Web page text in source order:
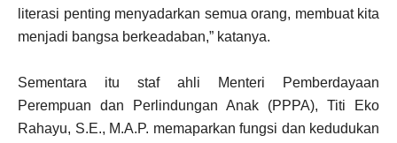
literasi penting menyadarkan semua orang, membuat kita
menjadi bangsa berkeadaban,” katanya.
Sementara itu staf ahli Menteri Pemberdayaan
Perempuan dan Perlindungan Anak (PPPA), Titi Eko
Rahayu, S.E., M.A.P. memaparkan fungsi dan kedudukan